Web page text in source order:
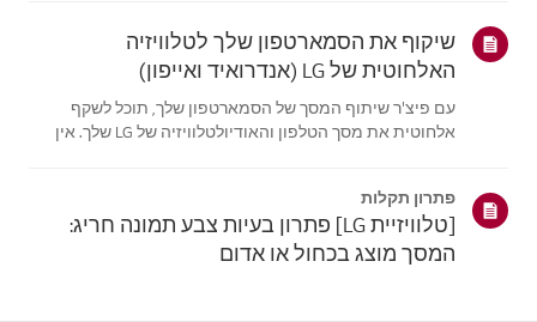
המכשיר היחיד שלא מתחבר, ייתכ...
שיקוף את הסמארטפון שלך לטלוויזיה
האלחוטית של LG (אנדרואיד ואייפון)
עם פיצ'ר שיתוף המסך של הסמארטפון שלך, תוכל לשקף
אלחוטית את מסך הטלפון והאודיולטלוויזיה של LG שלך. אין
טלוויזיית LG מרשימת המכשירים הזמינים.באיי...
פתרון תקלות
[טלוויזיית LG] פתרון בעיות צבע תמונה חריג:
המסך מוצג בכחול או אדום